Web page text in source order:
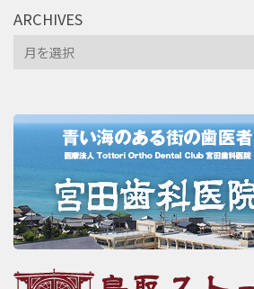
ARCHIVES
Archives